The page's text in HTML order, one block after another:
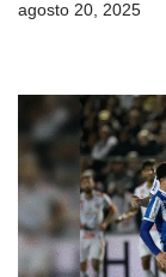
agosto 20, 2025